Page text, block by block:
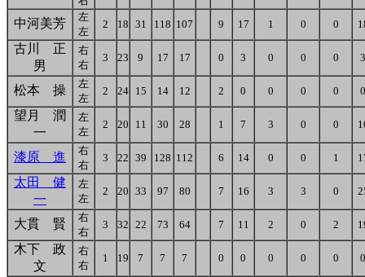
中河美芳
左
左
2 18 31 118 107 9 17 1 0 0
古川 正
男
右
右
3 23 9 17 17 0 3 0 0 0 3
松本 操
左
左
2 24 15 14 12 2 0 0 0 0 0
望月 潤
一
左
左
2 20 11 30 28 1 7 3 0 0
漆原 進
右
右
3 22 39 128 112 6 14 0 0 1
太田 健
一
左
左
2 20 33 97 80 7 16 3 3 0
大貫 賢
右
右
3 32 22 73 64 7 11 2 0 2
木下 政
文
右
右
1 19 7 7 7 0 0 0 0 0 0